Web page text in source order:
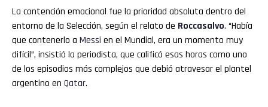
La contención emocional fue la prioridad absoluta dentro del
entorno de la Selección, según el relato de Roccasalvo. “Había
que contenerlo a Messi en el Mundial, era un momento muy
difícil”, insistió la periodista, que calificó esas horas como uno
de los episodios más complejos que debió atravesar el plantel
argentino en Qatar.